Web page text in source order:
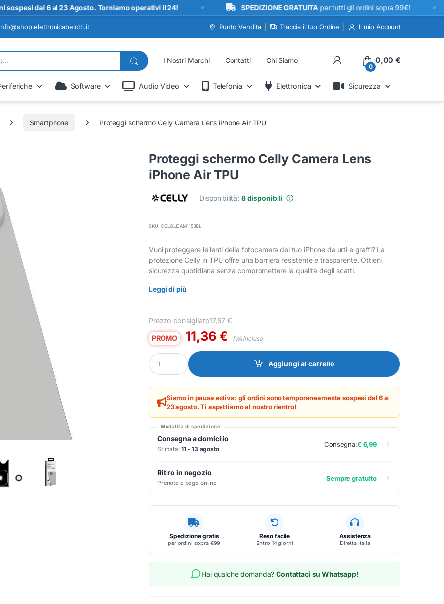
dal 6 al 23 Agosto. Torniamo operativi il 24! • SPEDIZIONE GRATUITAper tutti gli ordini sopra 99€! •
Punto Vendita Traccia il tuo Ordine Il mio Account
I Nostri Marchi Contatti Chi Siamo My Account
0
0,00€
Software Audio Video Telefonia Elettronica Sicurezza
Smartphone Proteggi schermo Celly Camera Lens iPhone Air TPU
Proteggi schermo Celly Camera Lens
iPhone Air TPU
Disponibilità: 8 disponibili ⓘ
SKU: COLGLICAM1153BL
Vuoi proteggere le lenti della fotocamera del tuo iPhone da urti e graffi? La
protezione Celly in TPU offre una barriera resistente e trasparente. Ottieni
sicurezza quotidiana senza compromettere la qualità degli scatti.
Leggi di più
Prezzo consigliato17,57€
PROMO 11,36€ IVA inclusa
Proteggi schermo Celly Camera Lens iPhone Air TPU quantity
Aggiungi al carrello
Siamo in pausa estiva: gli ordini sono temporaneamente sospesi dal 6 al
23 agosto. Ti aspettiamo al nostro rientro!
Modalità di spedizione
Consegna a domicilio
Stimata: 11 - 13 agosto
Consegna:€ 6,99
Ritiro in negozio
Prenota e paga online
Sempre gratuito
Spedizione gratis
per ordini sopra €99
Reso facile
Entro 14 giorni
Assistenza
Diretta Italia
Hai qualche domanda?Contattaci su Whatsapp!